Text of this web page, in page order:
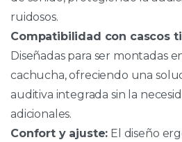
ruidosos.
Compatibilidad con cascos
Diseñadas para ser montadas
cachucha, ofreciendo una
auditiva integrada sin la
adicionales.
Confort y ajuste: El diseño